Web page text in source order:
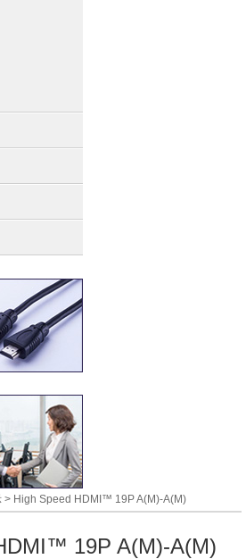
> High Speed HDMI™ 19P A(M)-A(M)
19P A(M)-A(M)